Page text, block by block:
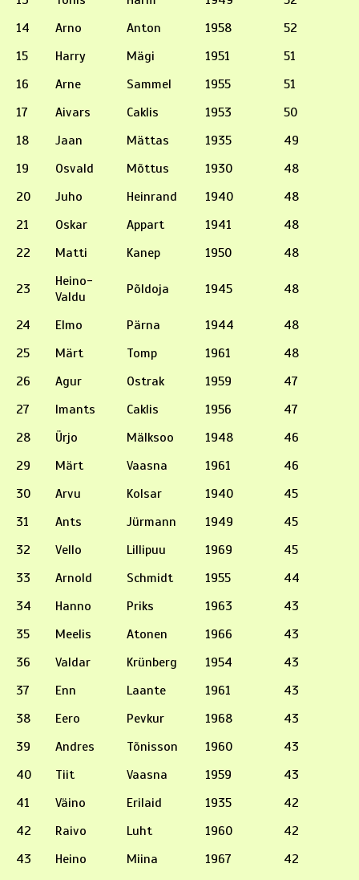
14
Arno Anton 1958
52
15
Harry Mägi 1951
51
16
Arne Sammel 1955
51
17
Aivars Caklis 1953
50
18
Jaan Mättas 1935
49
19
Osvald Mõttus 1930
48
20
Juho Heinrand 1940
48
21
Oskar Appart 1941
48
22
Matti Kanep 1950 48
23
Heino-
Valdu
Põldoja 1945 48
24 Elmo Pärna 1944
48
25
Märt Tomp 1961
48
26
Agur Ostrak 1959
47
27
Imants Caklis 1956
47
28
Ürjo Mälksoo 1948
46
29
Märt Vaasna 1961
46
30
Arvu Kolsar 1940
45
31
Ants Jürmann 1949
45
32
Vello Lillipuu 1969
45
33
Arnold Schmidt 1955
44
34
Hanno Priks 1963
43
35
Meelis Atonen 1966
43
36
Valdar Krünberg 1954
43
37
Enn Laante 1961
43
38
Eero Pevkur 1968
43
39
Andres Tõnisson 1960
43
40
Tiit Vaasna 1959
43
41
Väino Erilaid 1935
42
42
Raivo Luht 1960
42
43
Heino Miina 1967
42